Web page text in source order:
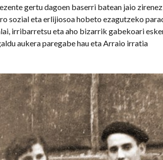
gertu dagoen baserri batean jaio
sozial eta erlijiosoa hobeto ezagutzeko
irribarretsu eta aho bizarrik gabekoari
aukera paregabe hau eta Arraio irratia